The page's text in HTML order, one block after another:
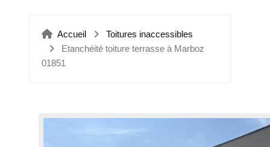
Accueil
Toitures inaccessibles
Etanchéité toiture terrasse à Marboz
01851